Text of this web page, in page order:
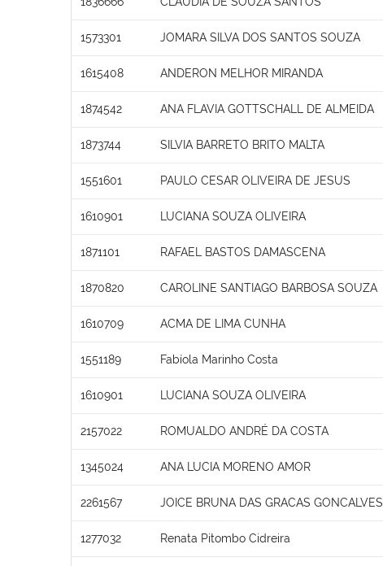
1573301 JOMARA SILVA DOS SANTOS SOUZA
1615408 ANDERON MELHOR MIRANDA
1874542 ANA FLAVIA GOTTSCHALL DE ALMEIDA
1873744 SILVIA BARRETO BRITO MALTA
1551601 PAULO CESAR OLIVEIRA DE JESUS
1610901 LUCIANA SOUZA OLIVEIRA
1871101 RAFAEL BASTOS DAMASCENA
1870820 CAROLINE SANTIAGO BARBOSA SOUZA
1610709 ACMA DE LIMA CUNHA
1551189 Fabíola Marinho Costa
1610901 LUCIANA SOUZA OLIVEIRA
2157022 ROMUALDO ANDRÉ DA COSTA
1345024 ANA LUCIA MORENO AMOR
2261567 JOICE BRUNA DAS GRACAS GONCALVES
1277032 Renata Pitombo Cidreira